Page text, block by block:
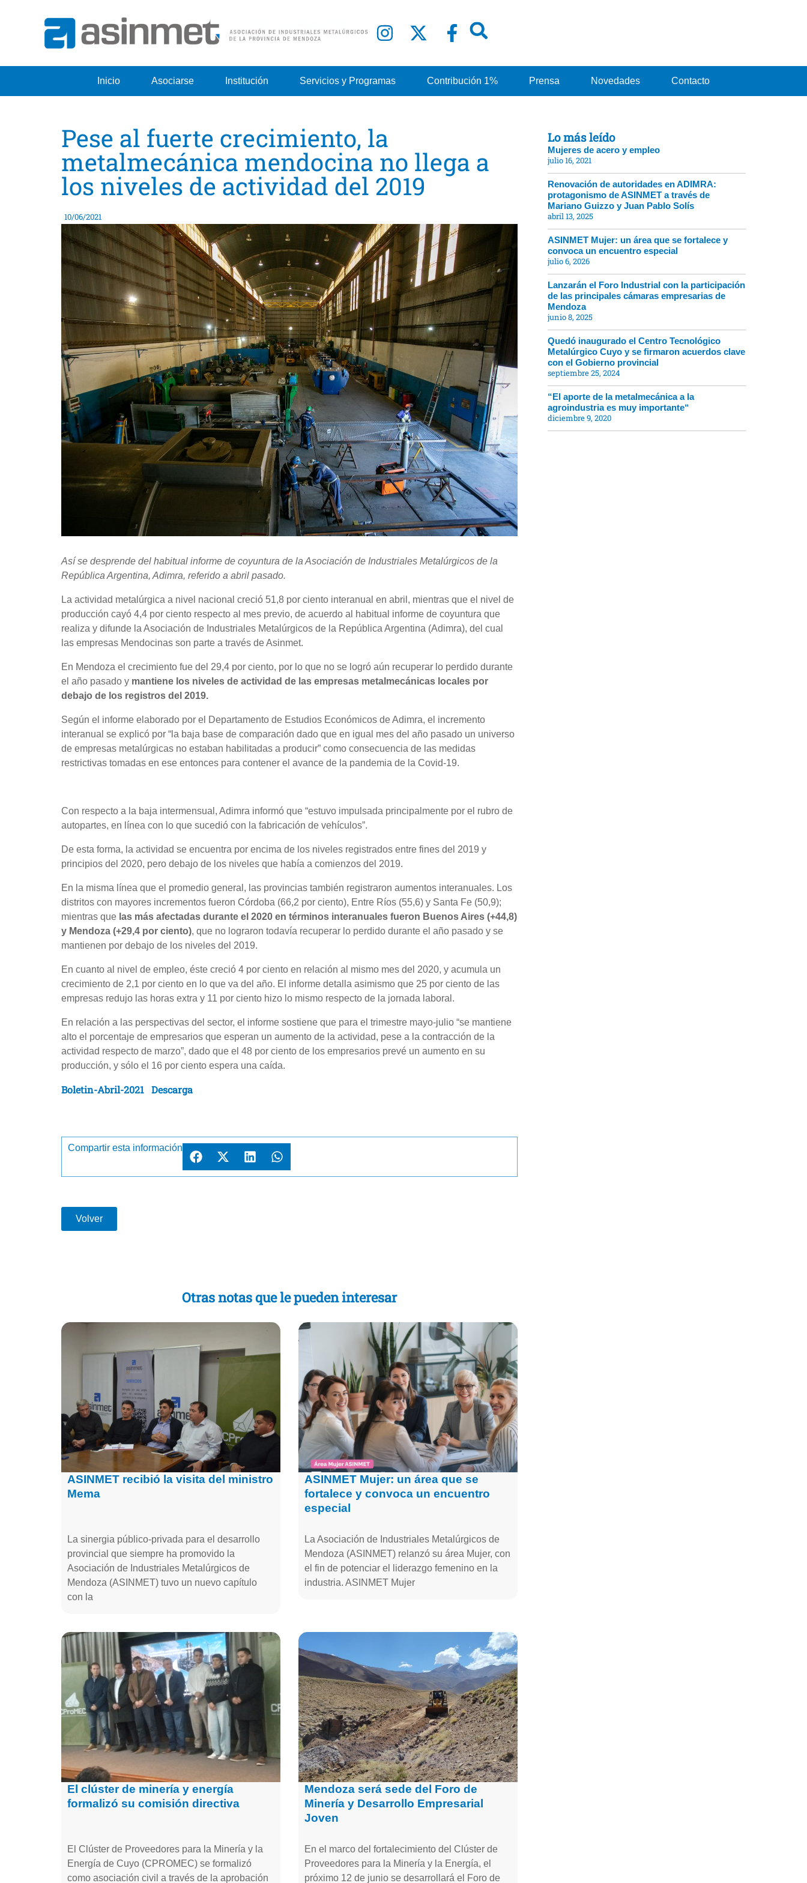
Inicio Asociarse Institución Servicios y Programas Contribución 1% Prensa Novedades Contacto
Lo más leído
Mujeres de acero y empleo
julio 16, 2021
Renovación de autoridades en ADIMRA:
protagonismo de ASINMET a través de
Mariano Guizzo y Juan Pablo Solís
abril 13, 2025
ASINMET Mujer: un área que se fortalece y
convoca un encuentro especial
julio 6, 2026
Lanzarán el Foro Industrial con la participación
de las principales cámaras empresarias de
Mendoza
junio 8, 2025
Quedó inaugurado el Centro Tecnológico
Metalúrgico Cuyo y se firmaron acuerdos clave
con el Gobierno provincial
septiembre 25, 2024
“El aporte de la metalmecánica a la
agroindustria es muy importante“
diciembre 9, 2020
Pese al fuerte crecimiento, la
metalmecánica mendocina no llega a
los niveles de actividad del 2019
10/06/2021
Así se desprende del habitual informe de coyuntura de la Asociación de Industriales Metalúrgicos de la
República Argentina, Adimra, referido a abril pasado.
La actividad metalúrgica a nivel nacional creció 51,8 por ciento interanual en abril, mientras que el nivel de
producción cayó 4,4 por ciento respecto al mes previo, de acuerdo al habitual informe de coyuntura que
realiza y difunde la Asociación de Industriales Metalúrgicos de la República Argentina (Adimra), del cual
las empresas Mendocinas son parte a través de Asinmet.
En Mendoza el crecimiento fue del 29,4 por ciento, por lo que no se logró aún recuperar lo perdido durante
el año pasado y mantiene los niveles de actividad de las empresas metalmecánicas locales por
debajo de los registros del 2019.
Según el informe elaborado por el Departamento de Estudios Económicos de Adimra, el incremento
interanual se explicó por “la baja base de comparación dado que en igual mes del año pasado un universo
de empresas metalúrgicas no estaban habilitadas a producir” como consecuencia de las medidas
restrictivas tomadas en ese entonces para contener el avance de la pandemia de la Covid-19.
Con respecto a la baja intermensual, Adimra informó que “estuvo impulsada principalmente por el rubro de
autopartes, en línea con lo que sucedió con la fabricación de vehículos”.
De esta forma, la actividad se encuentra por encima de los niveles registrados entre fines del 2019 y
principios del 2020, pero debajo de los niveles que había a comienzos del 2019.
En la misma línea que el promedio general, las provincias también registraron aumentos interanuales. Los
distritos con mayores incrementos fueron Córdoba (66,2 por ciento), Entre Ríos (55,6) y Santa Fe (50,9);
mientras que las más afectadas durante el 2020 en términos interanuales fueron Buenos Aires (+44,8)
y Mendoza (+29,4 por ciento), que no lograron todavía recuperar lo perdido durante el año pasado y se
mantienen por debajo de los niveles del 2019.
En cuanto al nivel de empleo, éste creció 4 por ciento en relación al mismo mes del 2020, y acumula un
crecimiento de 2,1 por ciento en lo que va del año. El informe detalla asimismo que 25 por ciento de las
empresas redujo las horas extra y 11 por ciento hizo lo mismo respecto de la jornada laboral.
En relación a las perspectivas del sector, el informe sostiene que para el trimestre mayo-julio “se mantiene
alto el porcentaje de empresarios que esperan un aumento de la actividad, pese a la contracción de la
actividad respecto de marzo”, dado que el 48 por ciento de los empresarios prevé un aumento en su
producción, y sólo el 16 por ciento espera una caída.
Boletin-Abril-2021 Descarga
Compartir esta información
Volver
Otras notas que le pueden interesar
ASINMET recibió la visita del ministro
Mema
La sinergia público-privada para el desarrollo
provincial que siempre ha promovido la
Asociación de Industriales Metalúrgicos de
Mendoza (ASINMET) tuvo un nuevo capítulo
con la
ASINMET Mujer: un área que se
fortalece y convoca un encuentro
especial
La Asociación de Industriales Metalúrgicos de
Mendoza (ASINMET) relanzó su área Mujer, con
el fin de potenciar el liderazgo femenino en la
industria. ASINMET Mujer
El clúster de minería y energía
formalizó su comisión directiva
El Clúster de Proveedores para la Minería y la
Energía de Cuyo (CPROMEC) se formalizó
como asociación civil a través de la aprobación
Mendoza será sede del Foro de
Minería y Desarrollo Empresarial
Joven
En el marco del fortalecimiento del Clúster de
Proveedores para la Minería y la Energía, el
próximo 12 de junio se desarrollará el Foro de